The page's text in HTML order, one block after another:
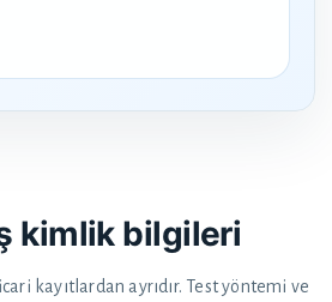
kimlik bilgileri
kayıtlardan ayrıdır. Test yöntemi ve